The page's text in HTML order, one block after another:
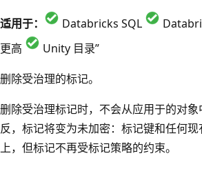
适用于： Databricks SQL
更高
Unity 目录”
删除受治理的标记。
删除受治理标记时，不会从应用于的对
反，标记将变为未加密：标记键和任何
上，但标记不再受标记策略的约束。